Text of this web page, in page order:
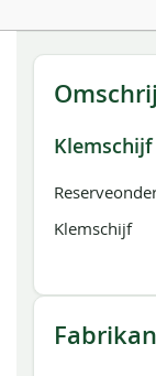
Klemschijf